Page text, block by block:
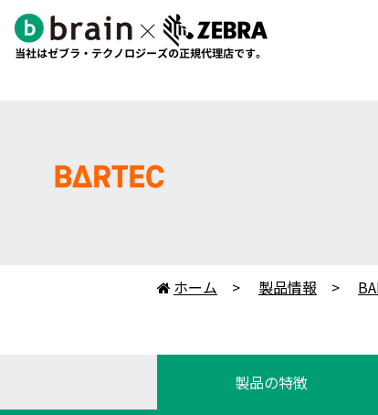
 ホーム 製品情報
製品の特徴